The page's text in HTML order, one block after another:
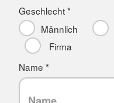
Geschlecht *
Männlich
Firma
Name *